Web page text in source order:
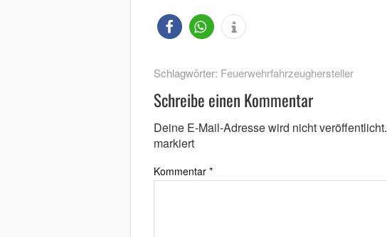
Schlagwörter: Feuerwehrfahrzeughersteller
Schreibe einen Kommentar
Deine E-Mail-Adresse wird nicht veröffentlicht.
markiert
Kommentar *